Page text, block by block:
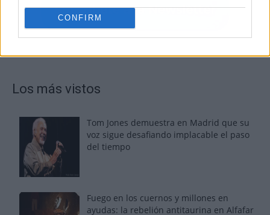
CONFIRM
Los más vistos
Tom Jones demuestra en Madrid que su
voz sigue desafiando implacable el paso
del tiempo
Fuego en los cuernos y millones en
ayudas: la rebelión antitaurina en Alfafar